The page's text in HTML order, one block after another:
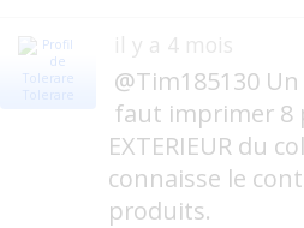
Tolerare
il y a 4 mois
@Tim185130
faut imprimer 8
EXTERIEUR du
connaisse le
produits.